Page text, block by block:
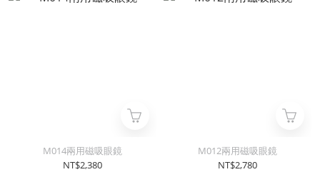
M014兩用磁吸眼鏡
NT$2,380
M012兩用磁吸眼鏡
NT$2,780